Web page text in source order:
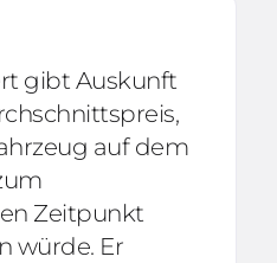
gibt Auskunft
auf dem
Zeitpunkt
würde. Er